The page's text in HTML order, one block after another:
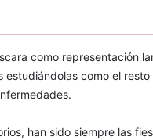
como representación
como el
han sido siempre las